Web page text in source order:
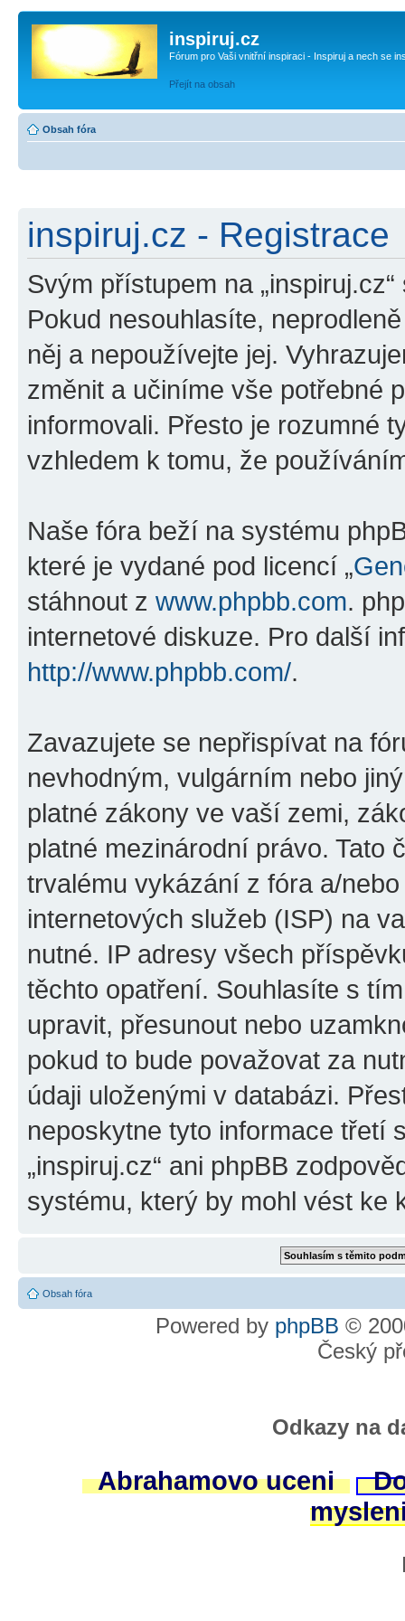
inspiruj.cz
Fórum pro Vaši vnitřní inspiraci - Inspiruj a nech se
Přejít na obsah
Obsah fóra
inspiruj.cz - Registrace
Svým přístupem na
Pokud nesouhlasíte,
něj a nepoužívejte jej.
změnit a učiníme vše potřebné
informovali. Přesto je rozumné
vzhledem k tomu, že
Naše fóra beží na systému
které je vydané pod licencí „
stáhnout z www.phpbb.com.
internetové diskuze. Pro další
http://www.phpbb.com/.
Zavazujete se nepřispívat na
nevhodným, vulgárním nebo
platné zákony ve vaší zemi,
platné mezinárodní právo. Tato
trvalému vykázání z fóra a/
internetových služeb (ISP) na
nutné. IP adresy všech
těchto opatření. Souhlasíte s
upravit, přesunout nebo
pokud to bude považovat za
údaji uloženými v databázi.
neposkytne tyto informace třetí
„inspiruj.cz“ ani phpBB
systému, který by mohl vést ke
Obsah fóra
Powered by phpBB ©
Český
Odkazy na
Abrahamovo uceni